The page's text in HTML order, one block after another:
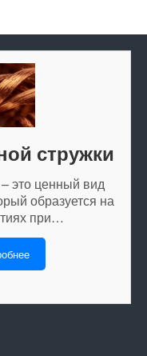
стружки
это ценный вид
образуется на
при…